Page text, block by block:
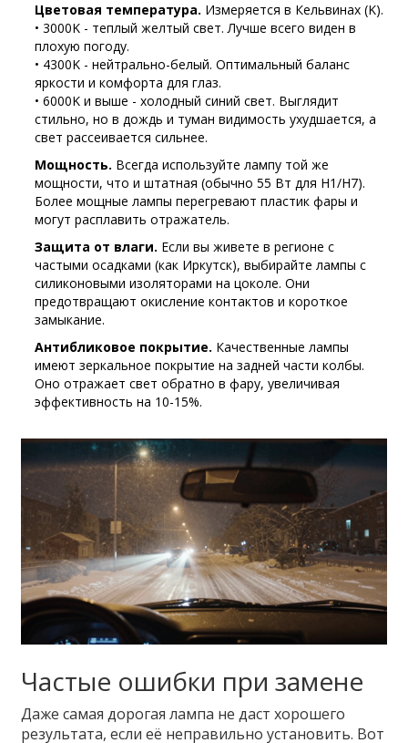
Цветовая температура. Измеряется в Кельвинах (K).
• 3000K - теплый желтый свет. Лучше всего виден в
плохую погоду.
• 4300K - нейтрально-белый. Оптимальный баланс
яркости и комфорта для глаз.
• 6000K и выше - холодный синий свет. Выглядит
стильно, но в дождь и туман видимость ухудшается, а
свет рассеивается сильнее.
Мощность. Всегда используйте лампу той же
мощности, что и штатная (обычно 55 Вт для H1/H7).
Более мощные лампы перегревают пластик фары и
могут расплавить отражатель.
Защита от влаги. Если вы живете в регионе с
частыми осадками (как Иркутск), выбирайте лампы с
силиконовыми изоляторами на цоколе. Они
предотвращают окисление контактов и короткое
замыкание.
Антибликовое покрытие. Качественные лампы
имеют зеркальное покрытие на задней части колбы.
Оно отражает свет обратно в фару, увеличивая
эффективность на 10-15%.
Частые ошибки при замене
Даже самая дорогая лампа не даст хорошего
результата, если её неправильно установить. Вот